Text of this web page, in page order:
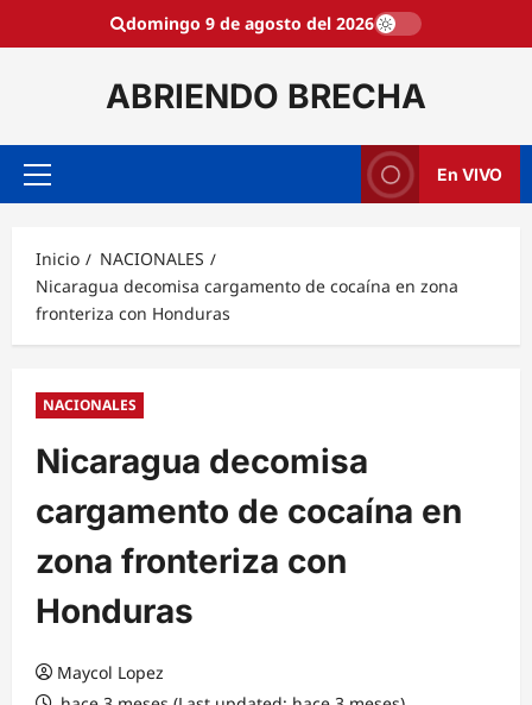
domingo 9 de agosto del 2026
ABRIENDO BRECHA
Menú
En VIVO
Inicio
NACIONALES
Nicaragua decomisa cargamento de cocaína en zona
fronteriza con Honduras
NACIONALES
Nicaragua decomisa
cargamento de cocaína en
zona fronteriza con
Honduras
Maycol Lopez